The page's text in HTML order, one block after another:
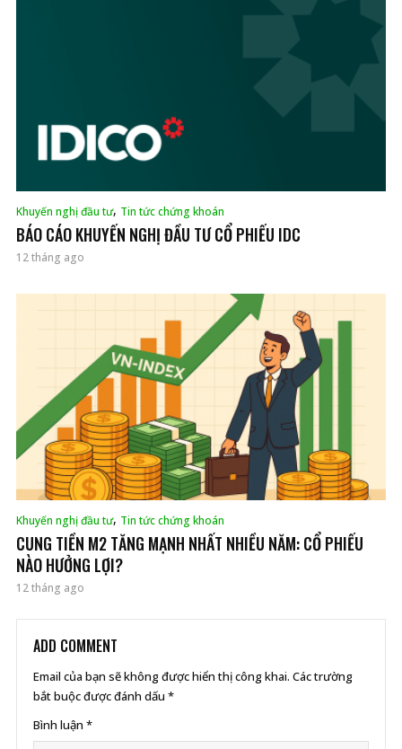
Khuyến nghị đầu tư, Tin tức chứng khoán
BÁO CÁO KHUYẾN NGHỊ ĐẦU TƯ CỔ PHIẾU IDC
12 tháng ago
Khuyến nghị đầu tư, Tin tức chứng khoán
CUNG TIỀN M2 TĂNG MẠNH NHẤT NHIỀU NĂM: CỔ PHIẾU
NÀO HƯỞNG LỢI?
12 tháng ago
ADD COMMENT
Email của bạn sẽ không được hiển thị công khai. Các trường
bắt buộc được đánh dấu *
Bình luận *